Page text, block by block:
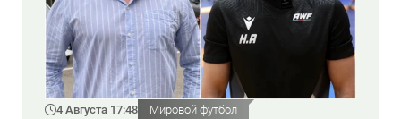
4 Августа 17:48 Мировой футбол